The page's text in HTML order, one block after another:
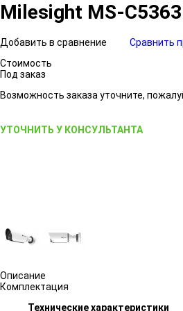
Milesight MS-
Добавить в сравнение
Сравнить
Стоимость
Под заказ
Возможность заказа уточните,
УТОЧНИТЬ У КОНСУЛЬТАНТА
Описание
Комплектация
Технические характеристики